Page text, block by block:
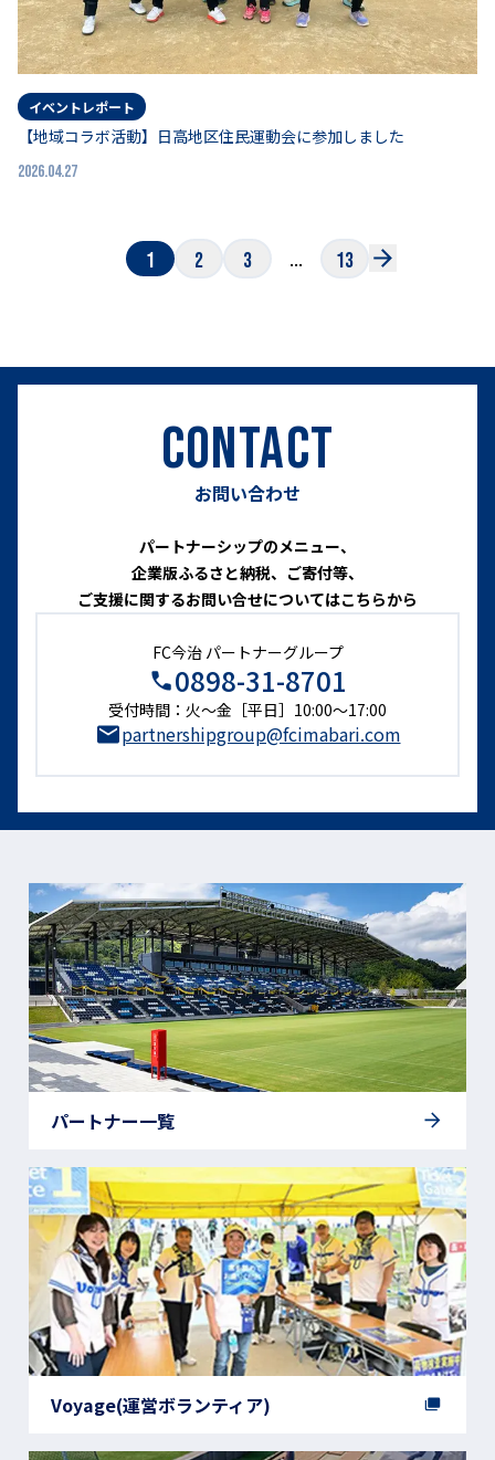
イベントレポート
【地域コラボ活動】日高地区住民運動会に参加しました
2026.04.27
1 2 3 ... 13
CONTACT
お問い合わせ
パートナーシップのメニュー、
企業版ふるさと納税、ご寄付等、
ご支援に関するお問い合せについてはこちらから
FC今治 パートナーグループ
0898-31-8701
受付時間：火〜金［平日］10:00～17:00
partnershipgroup@fcimabari.com
パートナー一覧
Voyage(運営ボランティア)